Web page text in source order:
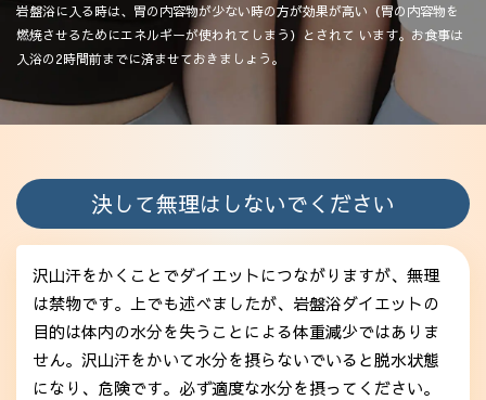
岩盤浴に入る時は、胃の内容物が少ない時の方が効果が高い（胃の内容物を
燃焼させるためにエネルギーが使われてしまう）とされて います。お食事は
入浴の2時間前までに済ませておきましょう。
決して無理はしないでください
沢山汗をかくことでダイエットにつながりますが、無理
は禁物です。上でも述べましたが、岩盤浴ダイエットの
目的は体内の水分を失うことによる体重減少ではありま
せん。沢山汗をかいて水分を摂らないでいると脱水状態
になり、危険です。必ず適度な水分を摂ってください。